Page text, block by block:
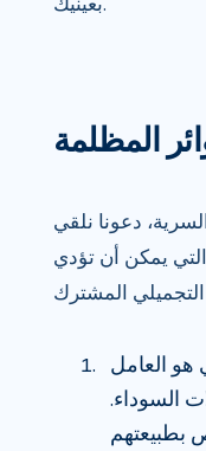
المظلمة
دعونا نلقي
يمكن أن تؤدي
هو العامل
السوداء.
بطبيعتهم